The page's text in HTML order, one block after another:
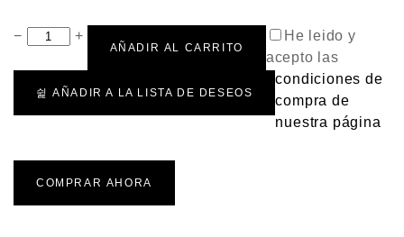
− +
AÑADIR AL CARRITO
AÑADIR A LA LISTA DE DESEOS
He leido y
acepto las
condiciones de
compra de
nuestra página
COMPRAR AHORA